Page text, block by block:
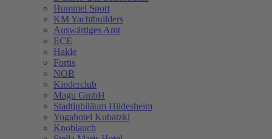
Hummel Sport
KM Yachtbuilders
Auswärtiges Amt
ECE
Hakle
Fortis
NOB
Kinderclub
Magu GmbH
Stadtjubiläum Hildesheim
Yogahotel Kubatzki
Knoblauch